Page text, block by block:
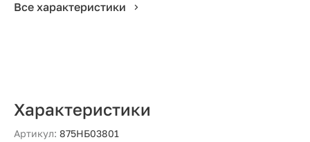
Все характеристики
Характеристики
Артикул: 875НБ03801